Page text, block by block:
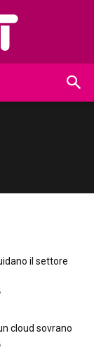
il settore
cloud sovrano